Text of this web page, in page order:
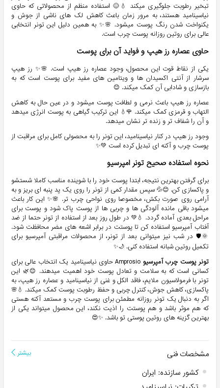
تبخیر رطوبت جلوگیری میکند 💧😊 استفاده منظم از محصولاتی که حاوی
نیاسینامید هستند، به مرور زمان باعث کاهش لک های ناشی از جوش و
یکنواخت شدن رنگ پوست میشود. 🌸✨ به همین دلیل این تونر انتخابی
عالی برای روتین روزانه پوست چرب است.
حاوی عصاره رز هیپ و فواید آن برای پوست
یکی از نقاط قوت این محصول، وجود عصاره رز هیپ است. 🌸✨ رز هیپ
سرشار از آنتی اکسیدان ها و ویتامین های مفید برای پوست است که به
بازسازی و شادابی آن کمک میکند. 😊
عصاره رز هیپ باعث نرمی و لطافت پوست میشود و در عین حال به کاهش
التهاب و قرمزی کمک میکند. 🌹💧 این ترکیب گیاهی به پوست انرژی میدهد
و آن را شفاف تر و زنده تر نشان میدهد.
وجود رز هیپ در کنار نیاسینامید، این تونر را به محصولی کامل برای مراقبت از
پوست چرب و آکنه ای تبدیل کرده است 💚✨
نحوه استفاده صحیح تونر امپرسیو
برای گرفتن بهترین نتیجه، ابتدا پوست خود را با شوینده مناسب کاملا شستشو
و پاکسازی کن. 😊💦 سپس مقدار کمی از تونر را روی یک پد پنبه ای بریز و به
آرامی روی صورت بکش، مخصوصا روی نواحی چرب تر. 🌸✨ این کار باعث
میشود باقی مانده آلودگی ها و چربی ها از پوست پاک شود و پوست برای
مراحل بعدی آماده گردد. 💧💚 در طول روز بعد از استفاده از تونر حتما از ضد
آفتاب آمپرسیو استفاده کن تا پوستت در برابر اشعه های مضر محافظت شود.
🌞🛡️ در شب نیز میتوانی بعد از تونر، از محصولات مراقبتی آمپرسیو برای
تکمیل روتین شبانه استفاده کنی. 🌙✨
تونر پوست چرب آمپرسیو
Amprosio حاوی نیاسینامید یک انتخاب عالی برای
کسانی است که به سلامت و تعادل پوست خود اهمیت میدهند. 😊🌿 این
تونر با فرمولاسیون ملایم، فاقد الکل و غنی از نیاسینامید و عصاره رز هیپ، به
پاکسازی، کاهش جوش، کنترل چربی و حفظ رطوبت پوست کمک میکند. 💧🌸
اگر به دنبال یک تونر روزانه مطمئن برای پوست چرب و مستعد آکنه هستی
که هم موثر باشد و هم پوستت را اذیت نکند، این محصول میتواند یکی از
بهترین گزینه های روتین پوستی تو باشد. ✨😍
مشخصات فنی بیشتر
کشور سازنده: ایران